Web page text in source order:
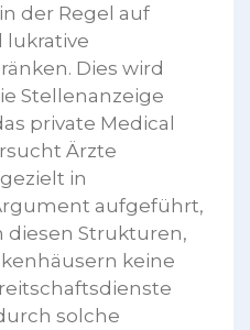
der Regel auf
lukrative
Dies wird
Stellenanzeige
private Medical
Ärzte
in
aufgeführt,
diesen Strukturen,
keine
solche